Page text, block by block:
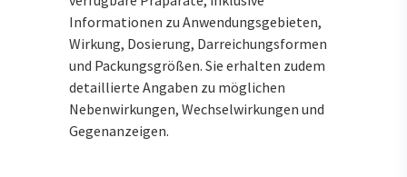
Informationen zu Anwendungsgebieten,
Wirkung, Dosierung, Darreichungsformen
und Packungsgrößen. Sie erhalten zudem
detaillierte Angaben zu möglichen
Nebenwirkungen, Wechselwirkungen und
Gegenanzeigen.